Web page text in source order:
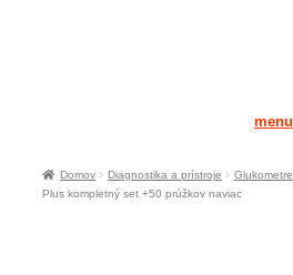
menu
Domov Diagnostika a prístroje Glukometre
Plus kompletný set +50 prúžkov naviac